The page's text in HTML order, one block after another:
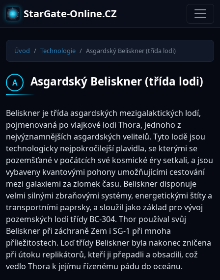
StarGate-Online.CZ
Úvod Technologie Asgardský Beliskner (třída lodi)
A Asgardský Beliskner (třída lodi)
Beliskner je třída asgardských mezigalaktických lodí,
pojmenovaná po vlajkové lodi Thora, jednoho z
nejvýznamnějších asgardských velitelů. Tyto lodě jsou
technologicky nejpokročilejší plavidla, se kterými se
pozemšťané v počátcích své kosmické éry setkali, a jsou
vybaveny kvantovými pohony umožňujícími cestování
mezi galaxiemi za zlomek času. Beliskner disponuje
velmi silnými zbraňovými systémy, energetickými štíty a
transportními paprsky, a sloužil jako základ pro vývoj
pozemských lodí třídy BC-304. Thor používal svůj
Beliskner při záchraně Zem i SG-1 při mnoha
příležitostech. Loď třídy Beliskner byla nakonec zničena
při útoku replikátorů, kteří ji přepadli a obsadili, což
vedlo Thora k jejímu řízenému pádu do oceánu.